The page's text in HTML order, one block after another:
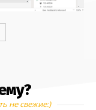
не свежие:)